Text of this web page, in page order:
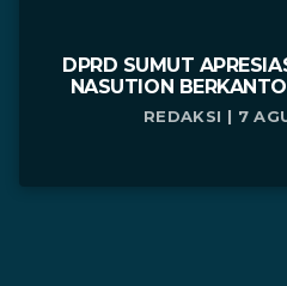
DPRD SUMUT
NASUTION
REDAKSI | 7